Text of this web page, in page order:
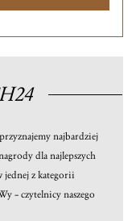
najbardziej
dla najlepszych
jednej z kategorii
– czytelnicy naszego